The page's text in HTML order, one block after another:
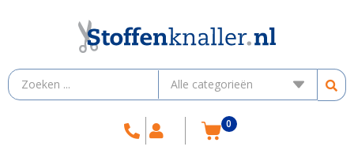
0